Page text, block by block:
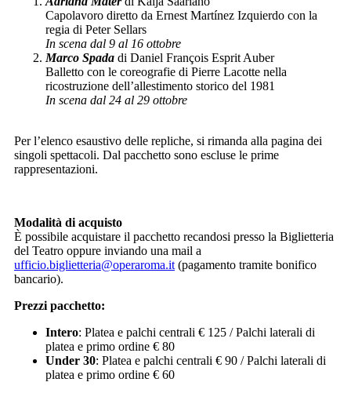
Capolavoro diretto da Ernest Martínez Izquierdo con la
regia di Peter Sellars
In scena dal 9 al 16 ottobre
Marco Spada di Daniel François Esprit Auber
Balletto con le coreografie di Pierre Lacotte nella
ricostruzione dell’allestimento storico del 1981
In scena dal 24 al 29 ottobre
Per l’elenco esaustivo delle repliche, si rimanda alla pagina dei
singoli spettacoli. Dal pacchetto sono escluse le prime
rappresentazioni.
Modalità di acquisto
È possibile acquistare il pacchetto recandosi presso la Biglietteria
del Teatro oppure inviando una mail a
ufficio.biglietteria@operaroma.it (pagamento tramite bonifico
bancario).
Prezzi pacchetto:
Intero: Platea e palchi centrali € 125 / Palchi laterali di
platea e primo ordine € 80
Under 30: Platea e palchi centrali € 90 / Palchi laterali di
platea e primo ordine € 60